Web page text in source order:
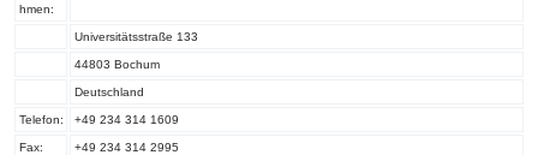
hmen:
Universitätsstraße 133
44803 Bochum
Deutschland
Telefon: +49 234 314 1609
Fax: +49 234 314 2995